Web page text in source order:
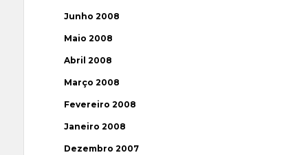
Junho 2008
Maio 2008
Abril 2008
Março 2008
Fevereiro 2008
Janeiro 2008
Dezembro 2007